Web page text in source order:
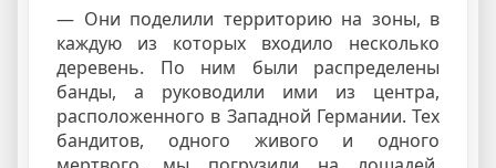
— Они поделили территорию на зоны, в
каждую из которых входило несколько
деревень. По ним были распределены
банды, а руководили ими из центра,
расположенного в Западной Германии. Тех
бандитов, одного живого и одного